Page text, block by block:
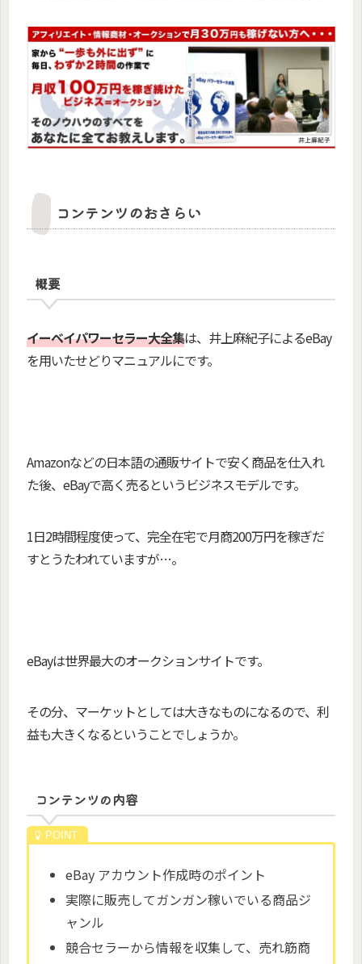
コンテンツのおさらい
概要
イーベイパワーセラー大全集は、井上麻紀子によるeBay
を用いたせどりマニュアルにです。
Amazonなどの日本語の通販サイトで安く商品を仕入れ
た後、eBayで高く売るというビジネスモデルです。
1日2時間程度使って、完全在宅で月商200万円を稼ぎだ
すとうたわれていますが…。
eBayは世界最大のオークションサイトです。
その分、マーケットとしては大きなものになるので、利
益も大きくなるということでしょうか。
コンテンツの内容
eBay アカウント作成時のポイント
実際に販売してガンガン稼いでいる商品ジ
ャンル
競合セラーから情報を収集して、売れ筋商